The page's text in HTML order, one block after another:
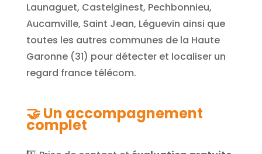
Launaguet, Castelginest, Pechbonnieu,
Aucamville, Saint Jean, Léguevin ainsi que
toutes les autres communes de la Haute
Garonne (31) pour détecter et localiser un
regard france télécom.
🤝Un accompagnement
complet